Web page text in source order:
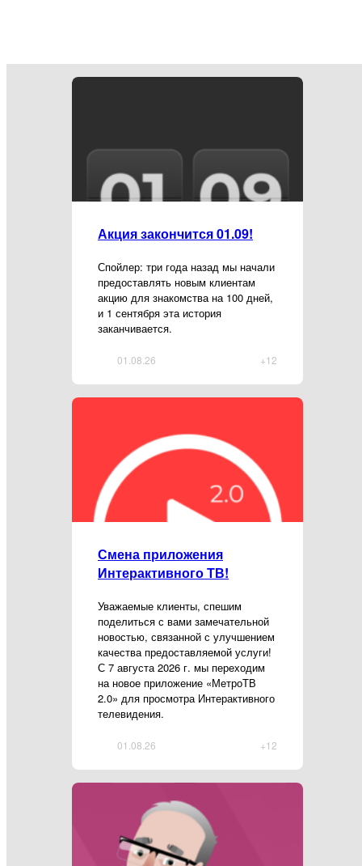
Акция закончится 01.09!
Спойлер: три года назад мы начали
предоставлять новым клиентам
акцию для знакомства на 100 дней,
и 1 сентября эта история
заканчивается.
+12
01.08.26
Смена приложения
Интерактивного ТВ!
Уважаемые клиенты, спешим
поделиться с вами замечательной
новостью, связанной с улучшением
качества предоставляемой услуги!
С 7 августа 2026 г. мы переходим
на новое приложение «МетроТВ
2.0» для просмотра Интерактивного
телевидения.
+12
01.08.26